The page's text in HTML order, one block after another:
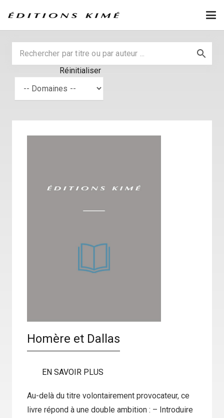
Réinitialiser
Homère et Dallas
EN SAVOIR PLUS
Au-delà du titre volontairement provocateur, ce
livre répond à une double ambition : – Introduire